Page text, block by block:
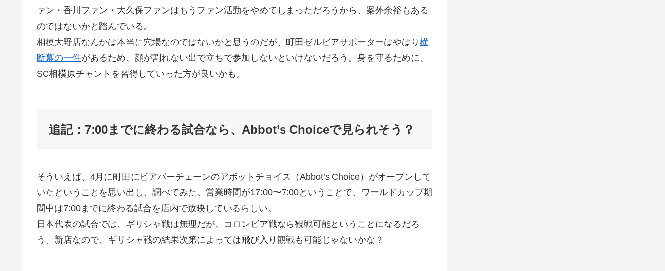
ァン・香川ファン・大久保ファンはもうファン活動をやめてしまっただろうから、案外余裕もある
のではないかと踏んでいる。
相模大野店なんかは本当に穴場なのではないかと思うのだが、町田ゼルビアサポーターはやはり 横
断幕の一件があるため、顔が割れない出で立ちで参加しないといけないだろう。身を守るために、
SC相模原チャントを習得していった方が良いかも。
追記：7:00までに終わる試合なら、Abbot’s Choiceで見られそう？
そういえば、4月に町田にビアバーチェーンのアボットチョイス（Abbot’s Choice）がオープンして
いたということを思い出し、調べてみた。営業時間が17:00〜7:00ということで、ワールドカップ期
間中は7:00までに終わる試合を店内で放映しているらしい。
日本代表の試合では、ギリシャ戦は無理だが、コロンビア戦なら観戦可能ということになるだろ
う。新店なので、ギリシャ戦の結果次第によっては飛び入り観戦も可能じゃないかな？